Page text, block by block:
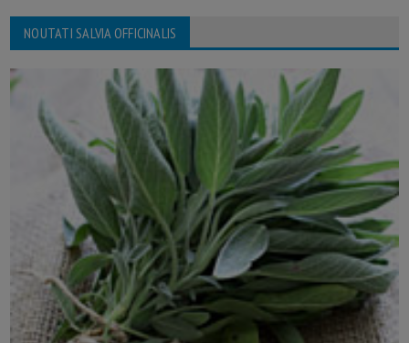
NOUTATI SALVIA OFFICINALIS